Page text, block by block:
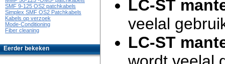
LC-ST
veelal
LC-ST
SMF 9-125 OS2 patchkabels
Simplex SMF OS2 Patchkabels
Kabels op verzoek
Mode-Conditioning
Fiber cleaning
Eerder bekeken